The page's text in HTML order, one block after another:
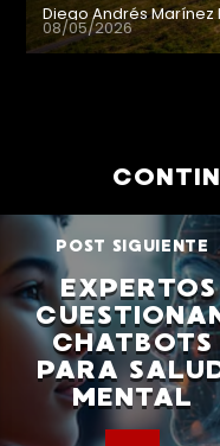
Diego Andrés Marínez
08/05/2026
POST SIGUIENTE
EXPERTOS
CHATBOTS
PARA
MENTAL